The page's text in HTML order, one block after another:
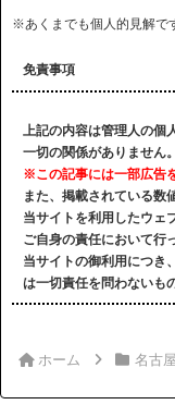
※あくまでも個人的見解で
免責事項
上記の内容は管理人の
一切の関係がありません。
※この記事には一部広告
また、掲載されている数
当サイトを利用したウェ
ご自身の責任において行
当サイトの御利用につき
は一切責任を問わないも
ホーム 名古